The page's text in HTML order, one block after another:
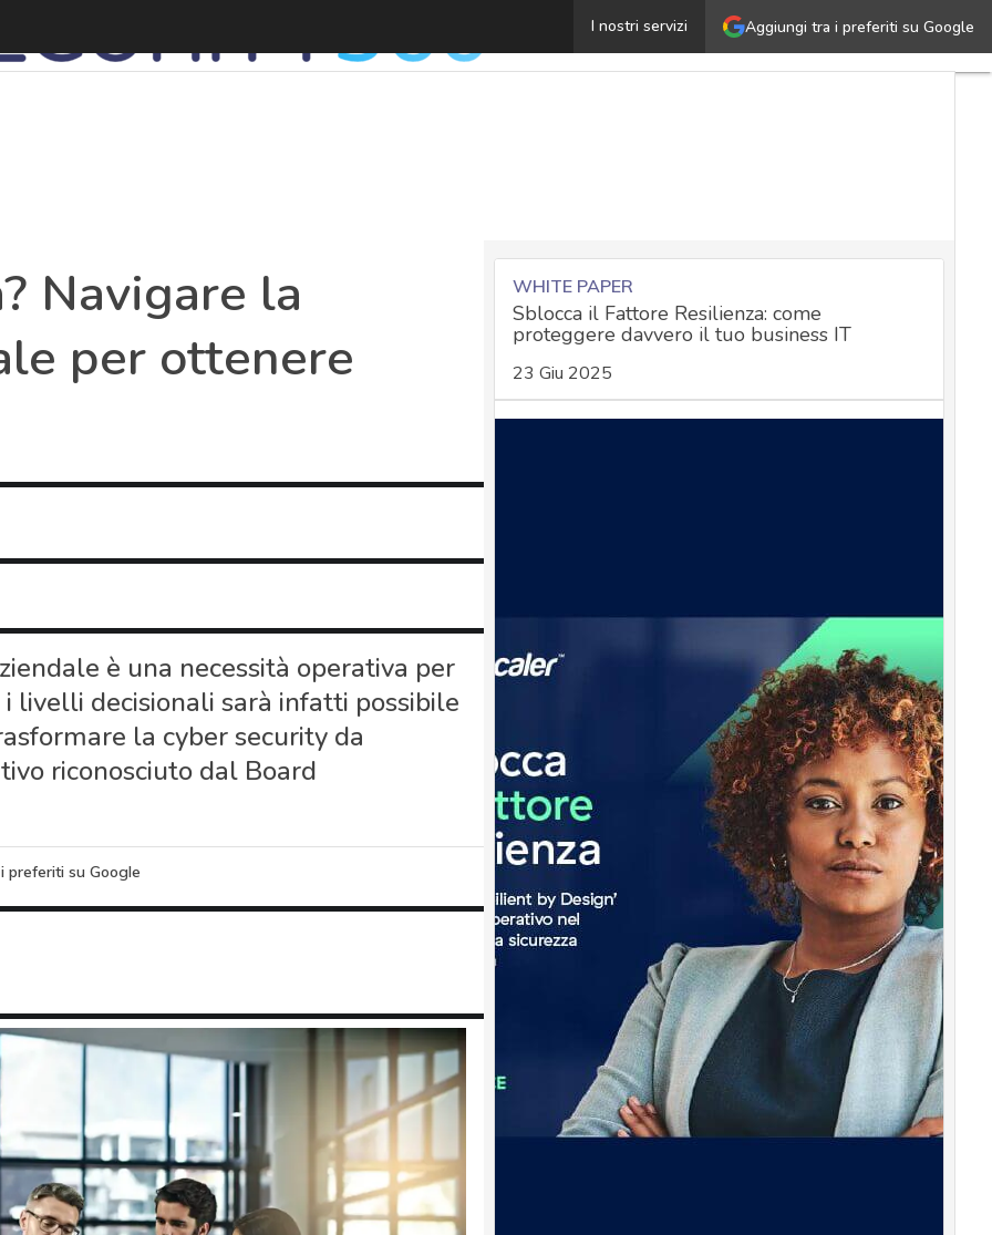
Aggiungi tra i preferiti su Google
I nostri servizi
Il CISO a chi riporta? Navigare la governance
Navigare la
per ottenere
è una necessità operativa per
livelli decisionali sarà infatti possibile
la cyber security da
riconosciuto dal Board
preferiti su Google
WHITE PAPER
Sblocca il Fattore Resilienza: come
proteggere davvero il tuo business IT
23 Giu 2025